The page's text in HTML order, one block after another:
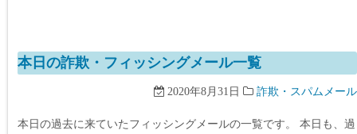
本日の詐欺・フィッシングメール一覧
2020年8月31日 詐欺・スパムメール
本日の過去に来ていたフィッシングメールの一覧です。 本日も、過